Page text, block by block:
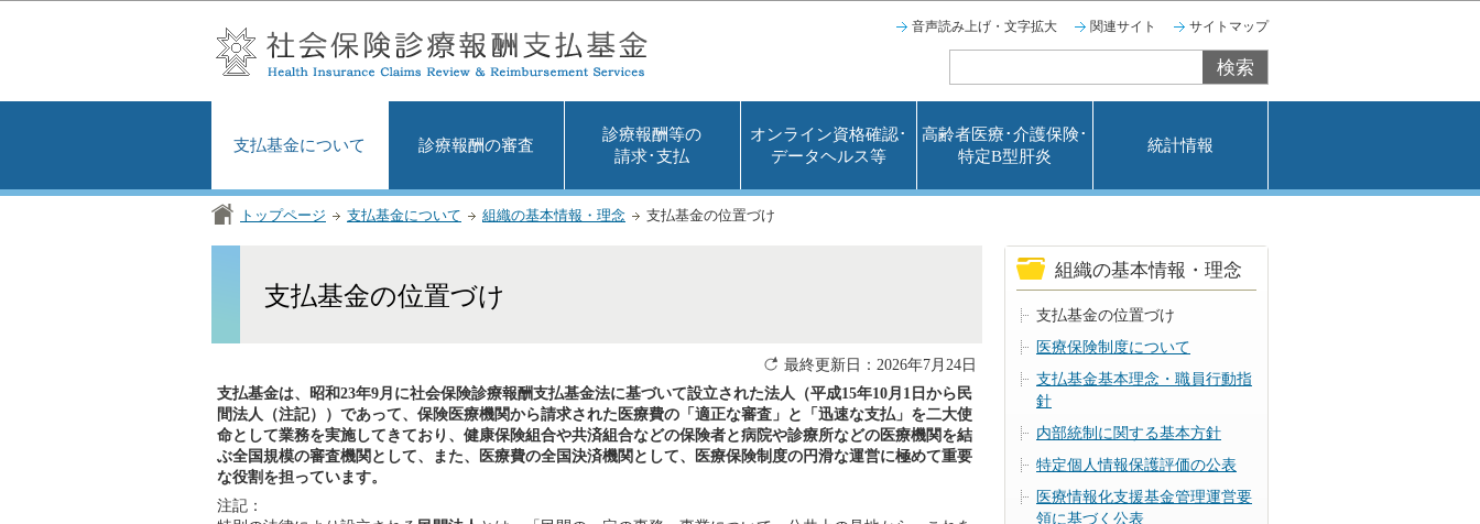
音声読み上げ・文字拡大 関連サイト サイトマップ
支払基金について 診療報酬の審査
診療報酬等の
請求･支払
オンライン資格確認･
データヘルス等
高齢者医療･介護保険･
特定B型肝炎
統計情報
トップページ 支払基金について 組織の基本情報・理念 支払基金の位置づけ
支払基金の位置づけ
最終更新日：2026年7月24日
支払基金は、昭和23年9月に社会保険診療報酬支払基金法に基づいて設立された法人（平成15年10月1日から民
間法人（注記））であって、保険医療機関から請求された医療費の「適正な審査」と「迅速な支払」を二大使
命として業務を実施してきており、健康保険組合や共済組合などの保険者と病院や診療所などの医療機関を結
ぶ全国規模の審査機関として、また、医療費の全国決済機関として、医療保険制度の円滑な運営に極めて重要
な役割を担っています。
注記：
組織の基本情報・理念
支払基金の位置づけ
医療保険制度について
支払基金基本理念・職員行動指
針
内部統制に関する基本方針
特定個人情報保護評価の公表
医療情報化支援基金管理運営要
領に基づく公表